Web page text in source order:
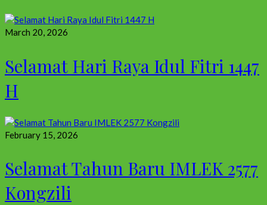
March 20, 2026
Selamat Hari Raya Idul Fitri 1447
H
February 15, 2026
Selamat Tahun Baru IMLEK 2577
Kongzili